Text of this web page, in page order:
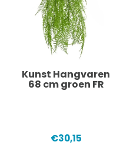
Kunst Hangvaren
68 cm groen FR
€30,15